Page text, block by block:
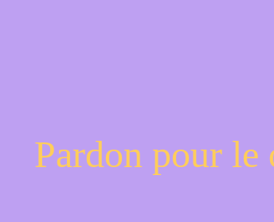
Pardon pour le